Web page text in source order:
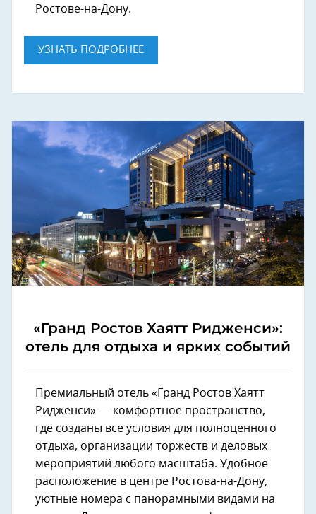
Ростове-на-Дону.
УЗНАТЬ ПОДРОБНЕЕ
«Гранд Ростов Хаятт Ридженси»:
отель для отдыха и ярких событий
Премиальный отель «Гранд Ростов Хаятт
Ридженси» — комфортное пространство,
где созданы все условия для полноценного
отдыха, организации торжеств и деловых
мероприятий любого масштаба. Удобное
расположение в центре Ростова-на-Дону,
уютные номера с панорамными видами на